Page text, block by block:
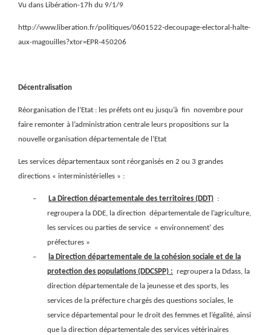
Vu dans Libération-17h du 9/1/9
http://www.liberation.fr/politiques/0601522-decoupage-electoral-halte-
aux-magouilles?xtor=EPR-450206
Décentralisation
Réorganisation de l’Etat : les préfets ont eu jusqu’à fin
novembre pour
faire remonter à l’administration centrale leurs propositions sur la
nouvelle organisation départementale de l’Etat
Les services départementaux sont réorganisés en 2 ou 3 grandes
directions « interministérielles » :
– La Direction départementale des territoires (DDT) :
regroupera la DDE, la direction départementale de l’agriculture,
les services ou parties de service « environnement’ des
préfectures »
–
la Direction départementale de la cohésion sociale et de la
protection des populations (DDCSPP) : regroupera la Ddass, la
direction départementale de la jeunesse et des sports, les
services de la préfecture chargés des questions sociales, le
service départemental pour le droit des femmes et l’égalité, ainsi
que la direction départementale des services vétérinaires